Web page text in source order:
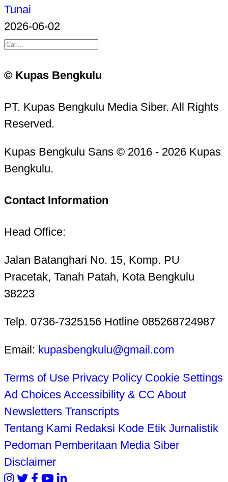
Tunai
2026-06-02
© Kupas Bengkulu
PT. Kupas Bengkulu Media Siber. All Rights
Reserved.
Kupas Bengkulu Sans © 2016 - 2026 Kupas
Bengkulu.
Contact Information
Head Office:
Jalan Batanghari No. 15, Komp. PU
Pracetak, Tanah Patah, Kota Bengkulu
38223
Telp. 0736-7325156 Hotline 085268724987
Email: kupasbengkulu@gmail.com
Terms of Use Privacy Policy Cookie Settings
Ad Choices Accessibility & CC About
Newsletters Transcripts
Tentang Kami Redaksi Kode Etik Jurnalistik
Pedoman Pemberitaan Media Siber
Disclaimer